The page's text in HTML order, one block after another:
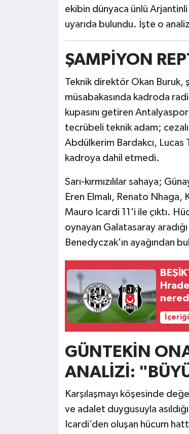
ekibin dünyaca ünlü
uyarıda bulundu. İşte o
ŞAMPİYON
Teknik direktör Okan Buruk,
müsabakasında kadroda
kupasını getiren
tecrübeli teknik adam; cezalı
Abdülkerim Bardakcı, Lucas
kadroya dahil etmedi.
Sarı-kırmızılılar sahaya;
Eren Elmalı, Renato
Mauro Icardi 11'i ile çıktı.
oynayan Galatasaray
Benedyczak'ın ayağından
GÜNTEKİN
ANALİZİ:
Karşılaşmayı köşesinde
ve adalet duygusuyla
Icardi’den oluşan hücum